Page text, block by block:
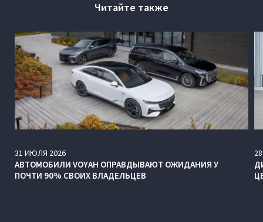
Читайте также
31 ИЮЛЯ 2026
АВТОМОБИЛИ VOYAH ОПРАВДЫВАЮТ ОЖИДАНИЯ У
ПОЧТИ 90% СВОИХ ВЛАДЕЛЬЦЕВ
28